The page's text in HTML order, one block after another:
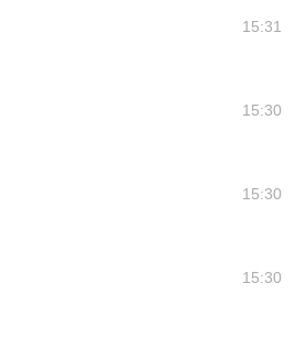
15:31
15:30
15:30
15:30